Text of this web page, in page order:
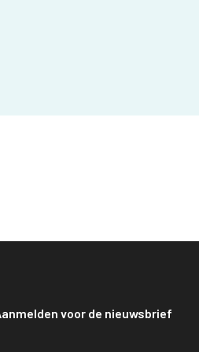
voor de nieuwsbrief